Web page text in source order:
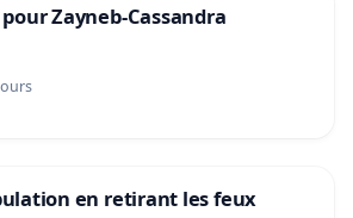
Zayneb-Cassandra
en retirant les feux